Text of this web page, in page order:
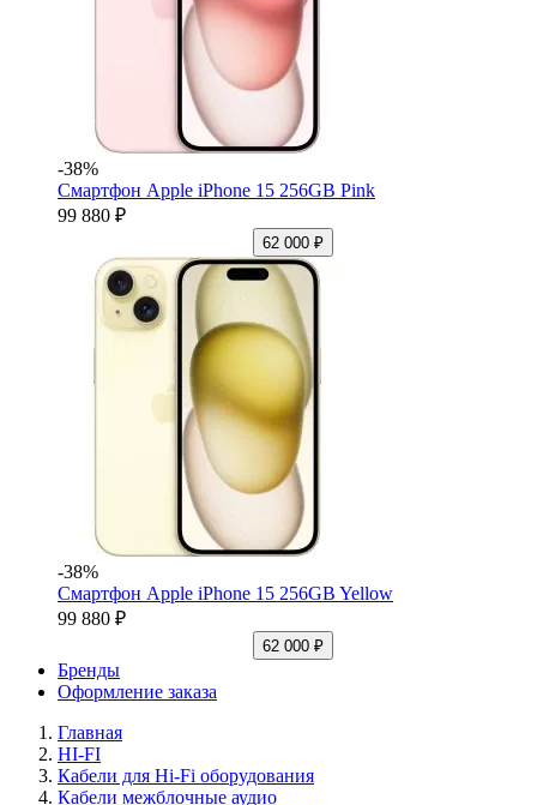
-38%
Смартфон Apple iPhone 15 256GB Pink
99 880 ₽
62 000 ₽
-38%
Смартфон Apple iPhone 15 256GB Yellow
99 880 ₽
62 000 ₽
Бренды
Оформление заказа
Главная
HI-FI
Кабели для Hi-Fi оборудования
Кабели межблочные аудио